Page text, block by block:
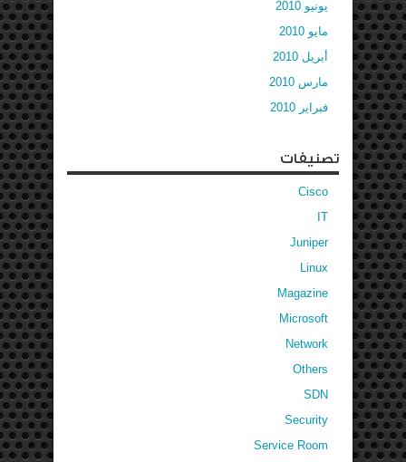
يونيو 2010
مايو 2010
أبريل 2010
مارس 2010
فبراير 2010
تصنيفات
Cisco
IT
Juniper
Linux
Magazine
Microsoft
Network
Others
SDN
Security
Service Room